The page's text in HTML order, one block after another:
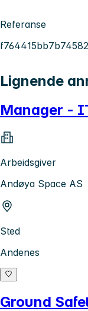
Referanse
Lignende
Manager -
Arbeidsgiver
Andøya Space AS
Sted
Andenes
Ground